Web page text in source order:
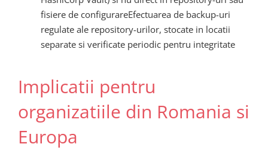
fisiere de configurareEfectuarea de backup-uri
regulate ale repository-urilor, stocate in locatii
separate si verificate periodic pentru integritate
Implicatii pentru
organizatiile din Romania si
Europa